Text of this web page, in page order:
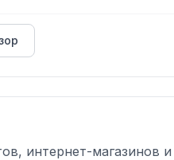
интернет-магазинов